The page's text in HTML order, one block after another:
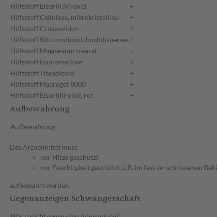
HilfsstoffEisen(II,III)-oxid
+
HilfsstoffCellulose, mikrokristalline
+
HilfsstoffCrospovidon
+
HilfsstoffSiliciumdioxid, hochdisperses +
HilfsstoffMagnesium stearat
+
HilfsstoffHypromellose
+
HilfsstoffTitandioxid
+
HilfsstoffMacrogol 8000
+
HilfsstoffEisen(III)-oxid, rot +
Aufbewahrung
Aufbewahrung
Das Arzneimittel muss
vor Hitze geschützt
vor Feuchtigkeit geschützt (z.B. im fest verschlossenen
aufbewahrt werden.
Gegenanzeigen Schwangerschaft